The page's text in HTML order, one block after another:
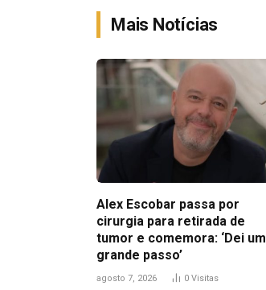
Mais Notícias
Alex Escobar passa por
cirurgia para retirada de
tumor e comemora: ‘Dei um
grande passo’
agosto 7, 2026 0 Visitas